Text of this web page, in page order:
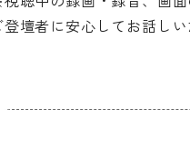
登壇者に安心してお話し